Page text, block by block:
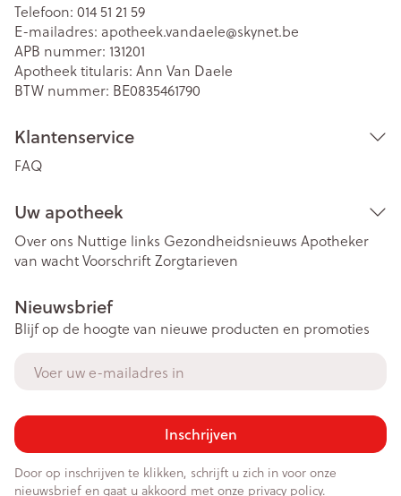
Telefoon: 014 51 21 59
E-mailadres: apotheek.vandaele@skynet.be
APB nummer: 131201
Apotheek titularis: Ann Van Daele
BTW nummer: BE0835461790
Klantenservice
FAQ
Uw apotheek
Over ons Nuttige links Gezondheidsnieuws Apotheker
van wachtVoorschriftZorgtarieven
Nieuwsbrief
Blijf op de hoogte van nieuwe producten en promoties
Inschrijven
Door op inschrijven te klikken, schrijft u zich in voor onze
nieuwsbrief en gaat u akkoord met onze privacy policy.